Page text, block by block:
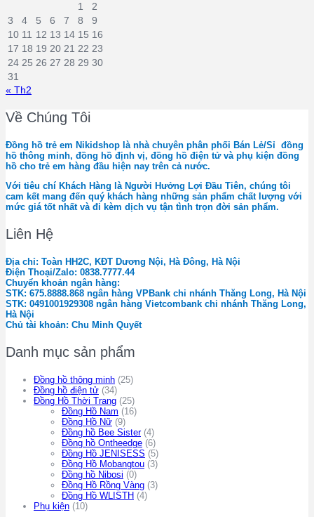
1
2
3
4 5 6 7 8
9
10 11 12 13 14 15 16
17 18 19 20 21 22 23
24 25 26 27 28 29 30
31
« Th2
Về Chúng Tôi
Đồng hồ trẻ em Nikidshop là nhà chuyên phân phối Bán Lẻ/Sỉ đồng
hồ thông minh, đồng hồ định vị, đồng hồ điện tử và phụ kiện đồng
hồ cho trẻ em hàng đầu hiện nay trên cả nước.
Với tiêu chí Khách Hàng là Người Hưởng Lợi Đầu Tiên, chúng tôi
cam kết mang đến quý khách hàng những sản phẩm chất lượng với
mức giá tốt nhất và đi kèm dịch vụ tận tình trọn đời sản phẩm.
Liên Hệ
Địa chỉ: Toàn HH2C, KĐT Dương Nội, Hà Đông, Hà Nội
Điện Thoại/Zalo: 0838.7777.44
Chuyển khoản ngân hàng:
STK: 675.8888.868 ngân hàng VPBank chi nhánh Thăng Long, Hà Nội
STK: 0491001929308 ngân hàng Vietcombank chi nhánh Thăng Long,
Hà Nội
Chủ tài khoản: Chu Minh Quyết
Danh mục sản phẩm
Đồng hồ thông minh (25)
Đồng hồ điện tử (34)
Đồng Hồ Thời Trang (25)
Đồng Hồ Nam (16)
Đồng Hồ Nữ (9)
Đồng hồ Bee Sister (4)
Đồng hồ Ontheedge (6)
Đồng Hồ JENISESS (5)
Đồng Hồ Mobangtou (3)
Đồng hồ Nibosi (0)
Đồng Hồ Rồng Vàng (3)
Đồng Hồ WLISTH (4)
Phụ kiện (10)